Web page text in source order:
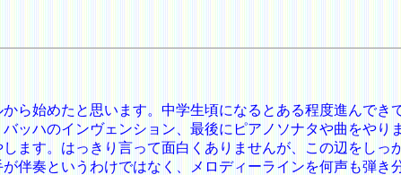
ら始めたと思います。中学生頃になるとある程度進んで
ッハのインヴェンション、最後にピアノソナタや曲をや
ます。はっきり言って面白くありませんが、この辺をし
伴奏というわけではなく、メロディーラインを何声も弾